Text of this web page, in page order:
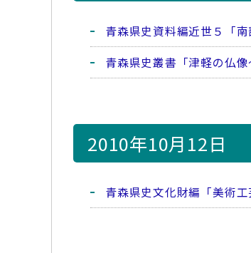
青森県史資料編近世５「
青森県史叢書「津軽の仏
2010年10月12日
青森県史文化財編「美術工